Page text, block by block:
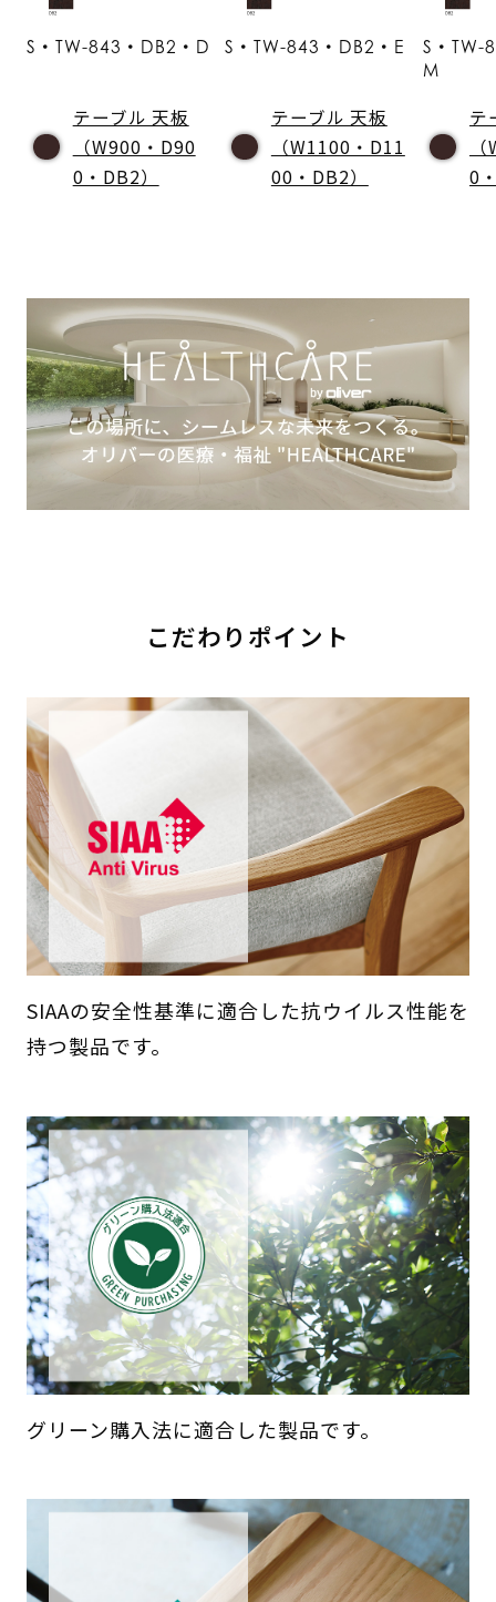
S・TW-843・DB2・D
テーブル 天板
（W900・D90
0・DB2）
S・TW-843・DB2・E
テーブル 天板
（W1100・D11
00・DB2）
S・TW-
M
テ
0
こだわりポイント
SIAAの安全性基準に適合した抗ウイルス性能を
持つ製品です。
グリーン購入法に適合した製品です。